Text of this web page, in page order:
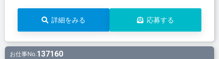
詳細をみる 応募する
お仕事No.137160